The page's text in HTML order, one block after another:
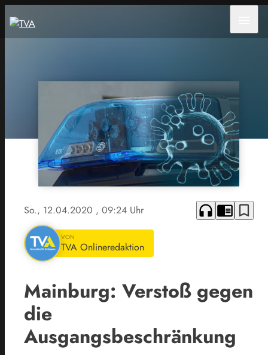
So., 12.04.2020 , 09:24 Uhr headphones chrome_reader_mode bookmark_border
VON
TVA Onlineredaktion
Mainburg: Verstoß gegen
die
Ausgangsbeschränkung